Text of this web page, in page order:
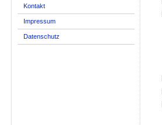
Kontakt
Impressum
Datenschutz